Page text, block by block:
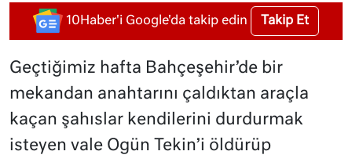
10Haber'i Google'da takip edin Takip Et
Geçtiğimiz hafta Bahçeşehir’de bir
mekandan anahtarını çaldıktan araçla
kaçan şahıslar kendilerini durdurmak
isteyen vale Ogün Tekin’i öldürüp